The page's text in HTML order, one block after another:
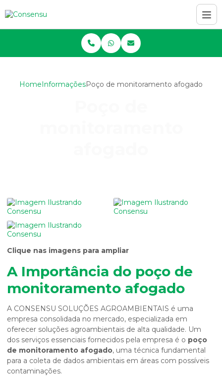
HomeInformaçõesPoço de monitoramento afogado
Clique nas imagens para ampliar
A Importância do poço de
monitoramento afogado
A CONSENSU SOLUÇÕES AGROAMBIENTAIS é uma
empresa consolidada no mercado, especializada em
oferecer soluções agroambientais de alta qualidade. Um
dos serviços essenciais fornecidos pela empresa é o poço
de monitoramento afogado, uma técnica fundamental
para a coleta de dados ambientais em áreas com possíveis
contaminações.